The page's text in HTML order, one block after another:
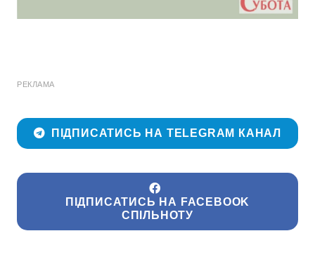
РЕКЛАМА
ПІДПИСАТИСЬ НА TELEGRAM КАНАЛ
ПІДПИСАТИСЬ НА FACEBOOK
СПІЛЬНОТУ